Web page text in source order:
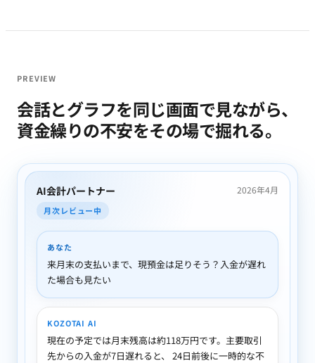
PREVIEW
会話とグラフを同じ画面で見ながら、
資金繰りの不安をその場で掘れる。
AI会計パートナー
月次レビュー中
2026年4月
あなた
来月末の支払いまで、現預金は足りそう？入金が遅れ
た場合も見たい
KOZOTAI AI
現在の予定では月末残高は約118万円です。主要取引
先からの入金が7日遅れると、 24日前後に一時的な不